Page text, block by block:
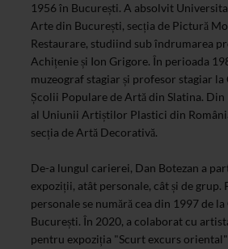
1956 în București. A absolvit
Arte din București, secția de Pictură
Restaurare, studiind sub îndrumarea
Achițenie și Ion Grigore. În perioada
muzeograf stagiar și profesor stagiar la
Școlii Populare de Artă din Slatina. Din
al Uniunii Artiștilor Plastici din
secția de Artă Decorativă.
De-a lungul carierei, Dan Botezan a
expoziții, atât personale, cât și de
personale se numără cea din 1997 de
București. În 2020, a colaborat cu
pentru expoziția "Scurt excurs